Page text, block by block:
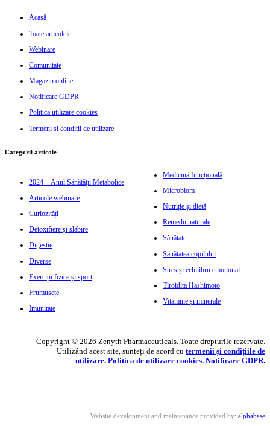
Acasă
Toate articolele
Webinare
Comunitate
Magazin online
Notificare GDPR
Politica utilizare cookies
Termeni și condiții de utilizare
Categorii articole
2024 – Anul Sănătății Metabolice
Articole webinare
Curiozități
Detoxifiere și slăbire
Digestie
Diverse
Exerciții fizice și sport
Frumusețe
Imunitate
Medicină funcțională
Microbiom
Nutriție și dietă
Remedii naturale
Sănătate
Sănătatea copilului
Stres și echilibru emoțional
Tiroidita Hashimoto
Vitamine și minerale
Copyright © 2026 Zenyth Pharmaceuticals. Toate drepturile rezervate.
Utilizând acest site, sunteți de acord cu termenii și condițiile de
utilizare. Politica de utilizare cookies. Notificare GDPR.
Website development and maintenance provided by: alphabase